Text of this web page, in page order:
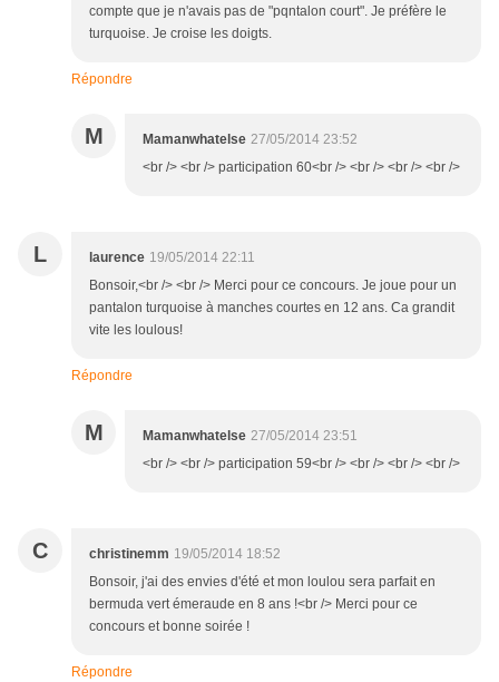
compte que je n'avais pas de "pqntalon court". Je préfère le
turquoise. Je croise les doigts.
Répondre
M Mamanwhatelse 27/05/2014 23:52
<br /> <br /> participation 60<br /> <br /> <br /> <br />
L laurence 19/05/2014 22:11
Bonsoir,<br /> <br /> Merci pour ce concours. Je joue pour un
pantalon turquoise à manches courtes en 12 ans. Ca grandit
vite les loulous!
Répondre
M Mamanwhatelse 27/05/2014 23:51
<br /> <br /> participation 59<br /> <br /> <br /> <br />
C christinemm 19/05/2014 18:52
Bonsoir, j'ai des envies d'été et mon loulou sera parfait en
bermuda vert émeraude en 8 ans !<br /> Merci pour ce
concours et bonne soirée !
Répondre